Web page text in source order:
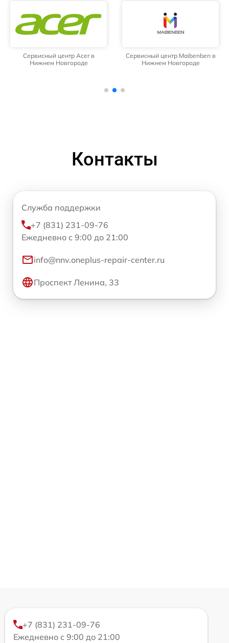
Сервисный центр Acer в
Нижнем Новгороде
Сервисный центр Maibenben в
Нижнем Новгороде
Контакты
Служба поддержки
+7 (831) 231-09-76
Ежедневно с 9:00 до 21:00
info@nnv.oneplus-repair-center.ru
Проспект Ленина, 33
+7 (831) 231-09-76
Ежедневно с 9:00 до 21:00